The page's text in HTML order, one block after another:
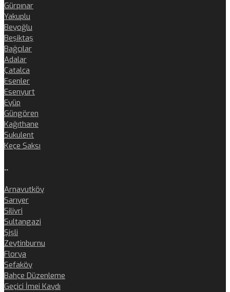
Gürpınar
Yakuplu
Beyoğlu
Beşiktaş
Bağcılar
Adalar
Çatalca
Esenler
Esenyurt
Eyüp
Güngören
Kağıthane
Sukulent
Keçe Saksı
..
Arnavutköy
Sarıyer
Silivri
Sultangazi
Şişli
Zeytinburnu
Florya
Sefaköy
Bahçe Düzenleme
Geçici İmei Kaydı